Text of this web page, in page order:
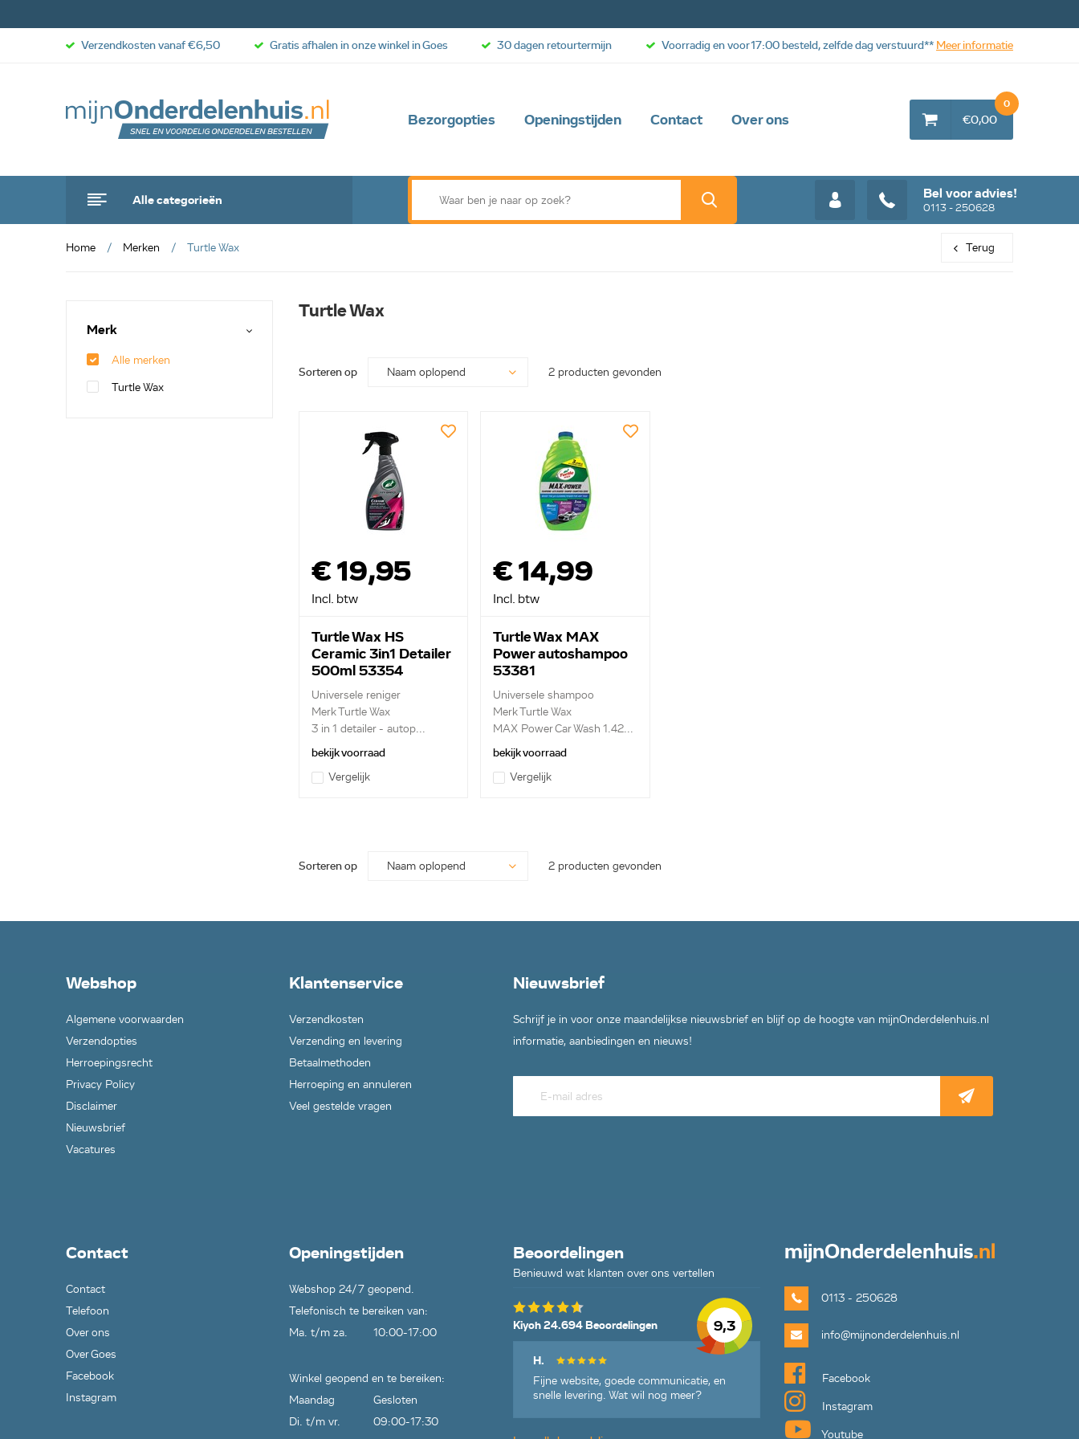
Bezorgopties Openingstijden Contact Over ons
Alle categorieën Bel voor advies!
0113 - 250628
€0,00
0
Verzendkosten vanaf €6,50 Gratis afhalen in onze winkel in Goes 30 dagen retourtermijn Voorradig en voor 17:00 besteld, zelfde dag verstuurd** Meer informatie
Home Merken Turtle Wax Terug
Merk
Alle merken
Turtle Wax
Turtle Wax
Sorteren op 2 producten gevonden
€ 19,95
Incl. btw
Turtle Wax HS
Ceramic 3in1 Detailer
500ml 53354
Universele reniger
Merk Turtle Wax
3 in 1 detailer - autop...
bekijk voorraad
Vergelijk
€ 14,99
Incl. btw
Turtle Wax MAX
Power autoshampoo
53381
Universele shampoo
Merk Turtle Wax
MAX Power Car Wash 1.42...
bekijk voorraad
Vergelijk
Sorteren op 2 producten gevonden
Webshop
Algemene voorwaarden
Verzendopties
Herroepingsrecht
Privacy Policy
Disclaimer
Nieuwsbrief
Vacatures
Klantenservice
Verzendkosten
Verzending en levering
Betaalmethoden
Herroeping en annuleren
Veel gestelde vragen
Nieuwsbrief
Schrijf je in voor onze maandelijkse nieuwsbrief en blijf op de hoogte van mijnOnderdelenhuis.nl
informatie, aanbiedingen en nieuws!
Contact
Contact
Telefoon
Over ons
Over Goes
Facebook
Instagram
Openingstijden
Webshop 24/7 geopend.
Telefonisch te bereiken van:
Ma. t/m za.
10:00-17:00
Winkel geopend en te bereiken:
Maandag
Gesloten
Di. t/m vr.
09:00-17:30
Beoordelingen
Benieuwd wat klanten over ons vertellen
9,3
Kiyoh 24.694 Beoordelingen
H.
Fijne website, goede communicatie, en
snelle levering. Wat wil nog meer?
mijnOnderdelenhuis.nl
0113 - 250628
info@mijnonderdelenhuis.nl
Facebook
Instagram
Youtube